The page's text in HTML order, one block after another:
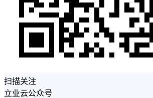
扫描关注
立业云公众号